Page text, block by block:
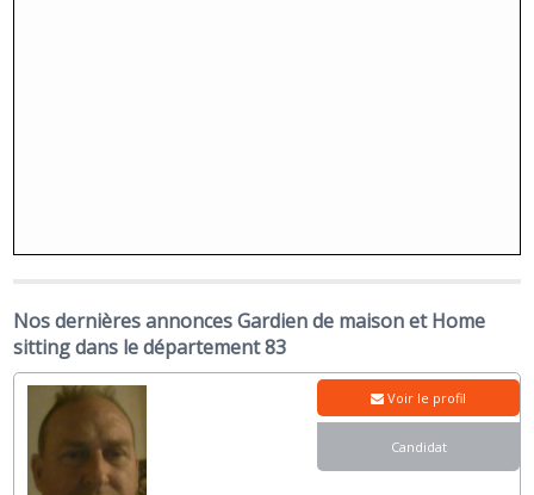
Nos dernières annonces Gardien de maison et Home
sitting dans le département 83
Voir le profil
Candidat